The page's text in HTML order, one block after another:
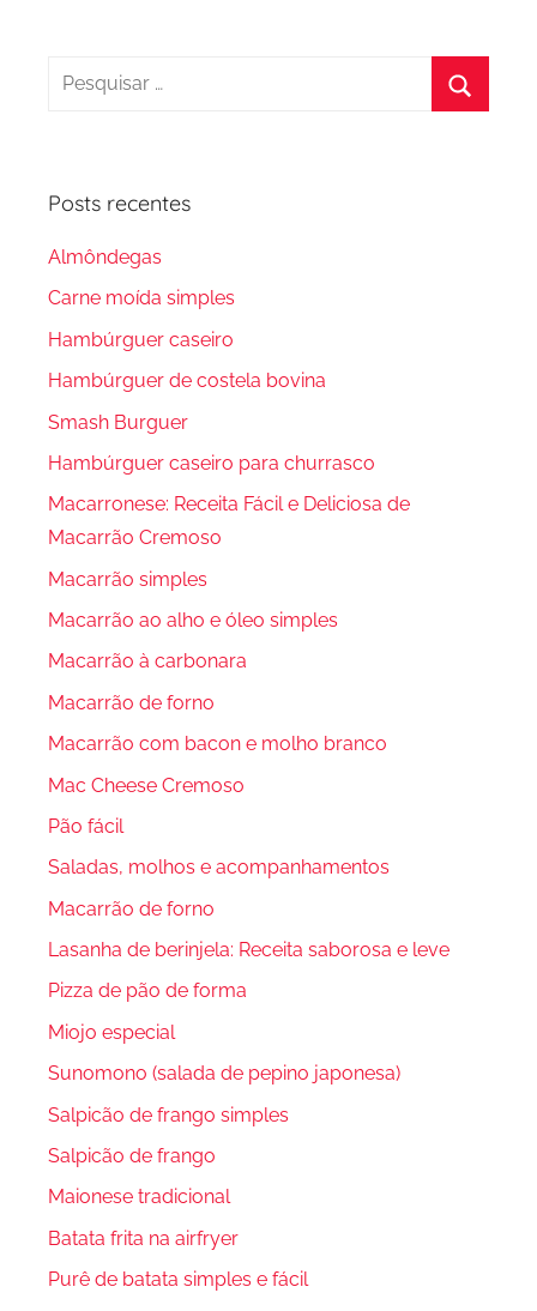
Pesquisar
Posts recentes
Almôndegas
Carne moída simples
Hambúrguer caseiro
Hambúrguer de costela bovina
Smash Burguer
Hambúrguer caseiro para churrasco
Macarronese: Receita Fácil e Deliciosa de
Macarrão Cremoso
Macarrão simples
Macarrão ao alho e óleo simples
Macarrão à carbonara
Macarrão de forno
Macarrão com bacon e molho branco
Mac Cheese Cremoso
Pão fácil
Saladas, molhos e acompanhamentos
Macarrão de forno
Lasanha de berinjela: Receita saborosa e leve
Pizza de pão de forma
Miojo especial
Sunomono (salada de pepino japonesa)
Salpicão de frango simples
Salpicão de frango
Maionese tradicional
Batata frita na airfryer
Purê de batata simples e fácil